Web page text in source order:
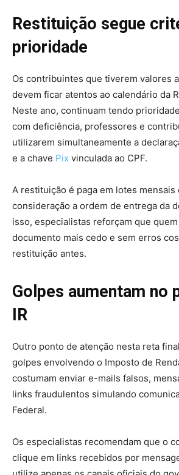
Restituição segue
prioridade
Os contribuintes que tiverem valores
devem ficar atentos ao calendário da
Neste ano, continuam tendo
com deficiência, professores e
utilizarem simultaneamente a
e a chave Pix vinculada ao CPF.
A restituição é paga em lotes mensais
consideração a ordem de entrega da
isso, especialistas reforçam que
documento mais cedo e sem erros
restituição antes.
Golpes aumentam no
IR
Outro ponto de atenção nesta reta
golpes envolvendo o Imposto de
costumam enviar e-mails falsos,
links fraudulentos simulando
Federal.
Os especialistas recomendam que o
clique em links recebidos por